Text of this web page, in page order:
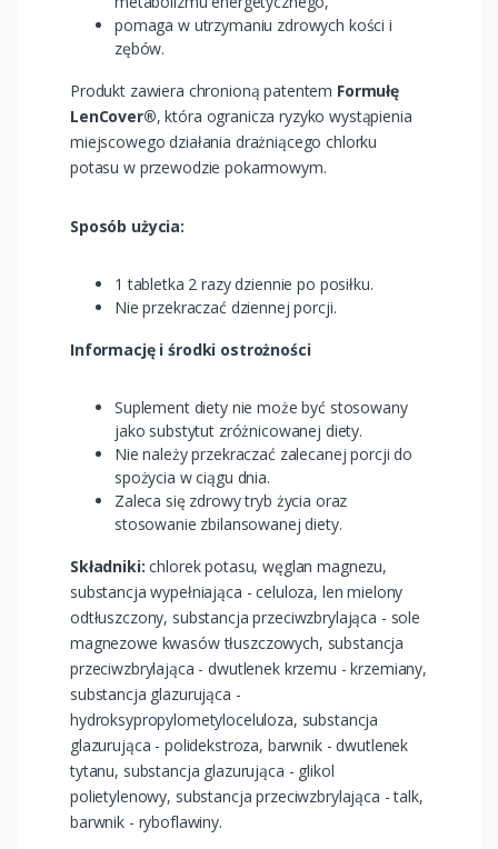
pomaga w utrzymaniu zdrowych kości i
zębów.
Produkt zawiera chronioną patentem Formułę
LenCover®, która ogranicza ryzyko wystąpienia
miejscowego działania drażniącego chlorku
potasu w przewodzie pokarmowym.
Sposób użycia:
1 tabletka 2 razy dziennie po posiłku.
Nie przekraczać dziennej porcji.
Informację i środki ostrożności
Suplement diety nie może być stosowany
jako substytut zróżnicowanej diety.
Nie należy przekraczać zalecanej porcji do
spożycia w ciągu dnia.
Zaleca się zdrowy tryb życia oraz
stosowanie zbilansowanej diety.
Składniki:chlorek potasu, węglan magnezu,
substancja wypełniająca - celuloza, len mielony
odtłuszczony, substancja przeciwzbrylająca - sole
magnezowe kwasów tłuszczowych, substancja
przeciwzbrylająca - dwutlenek krzemu - krzemiany,
substancja glazurująca -
hydroksypropylometyloceluloza, substancja
glazurująca - polidekstroza, barwnik - dwutlenek
tytanu, substancja glazurująca - glikol
polietylenowy, substancja przeciwzbrylająca - talk,
barwnik - ryboflawiny.